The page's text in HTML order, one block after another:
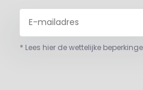
* Lees hier de wettelijke